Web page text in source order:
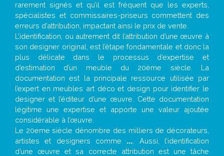
rarement signés et qu’il est fréquent que les experts,
spécialistes et commissaires-priseurs commettent des
erreurs d’attribution, impactant ainsi le prix de vente.
L’identification, ou autrement dit l’attribution d’une œuvre à
son designer original, est l’étape fondamentale et donc la
plus délicate dans le processus d’expertise et
d’estimation d’un meuble du 20ème siècle. La
documentation est la principale ressource utilisée par
l’expert en meubles art déco et design pour identifier le
designer et l’éditeur d’une œuvre. Cette documentation
légitime une expertise et apporte une valeur ajoutée
considérable à l’œuvre.
Le 20eme siècle dénombre des milliers de décorateurs,
artistes et designers comme ... . Aussi, l’identification
d’une œuvre et sa correcte attribution est une tâche